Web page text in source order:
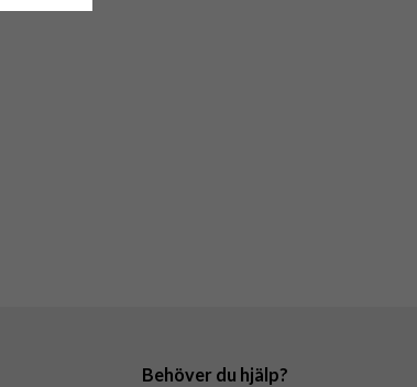
Behöver du hjälp?